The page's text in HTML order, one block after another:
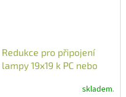
Redukce pro připojení
lampy 19x19 k PC nebo
skladem.